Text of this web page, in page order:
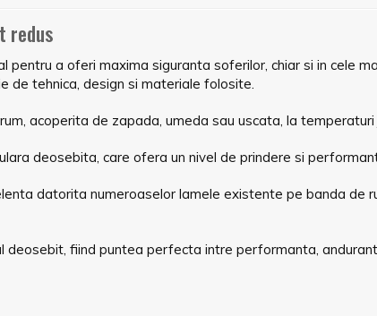
redus
a oferi maxima siguranta soferilor, chiar si in cele
de tehnica, design si materiale folosite.
acoperita de zapada, umeda sau uscata, la temperaturi
deosebita, care ofera un nivel de prindere si
datorita numeroaselor lamele existente pe banda de
deosebit, fiind puntea perfecta intre performanta,